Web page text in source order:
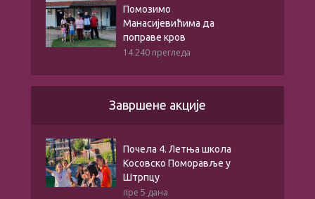
Помозимо
Манасијевићима да
поправе кров
14.240 прегледа
Завршене акције
Почела 4. Летња школа
Косовско Поморавље у
Штрпцу
пре 5 дана